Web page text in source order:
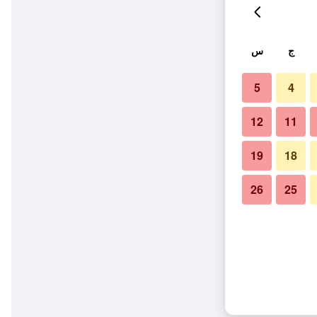
ج س
4
5
11
12
18
19
25
26